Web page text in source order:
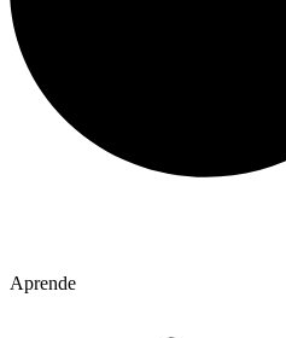
Aprende